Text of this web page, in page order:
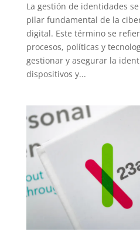
La gestión de identidades
pilar fundamental de la
digital. Este término se
procesos, políticas y
gestionar y asegurar la
dispositivos y...